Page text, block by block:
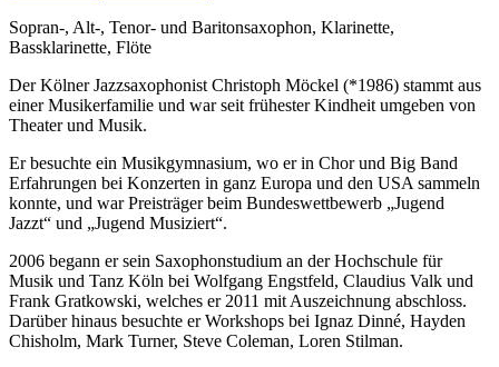
Sopran-, Alt-, Tenor- und Baritonsaxophon, Klarinette,
Bassklarinette, Flöte
Der Kölner Jazzsaxophonist Christoph Möckel (*1986) stammt aus
einer Musikerfamilie und war seit frühester Kindheit umgeben von
Theater und Musik.
Er besuchte ein Musikgymnasium, wo er in Chor und Big Band
Erfahrungen bei Konzerten in ganz Europa und den USA sammeln
konnte, und war Preisträger beim Bundeswettbewerb „Jugend
Jazzt“ und „Jugend Musiziert“.
2006 begann er sein Saxophonstudium an der Hochschule für
Musik und Tanz Köln bei Wolfgang Engstfeld, Claudius Valk und
Frank Gratkowski, welches er 2011 mit Auszeichnung abschloss.
Darüber hinaus besuchte er Workshops bei Ignaz Dinné, Hayden
Chisholm, Mark Turner, Steve Coleman, Loren Stilman.